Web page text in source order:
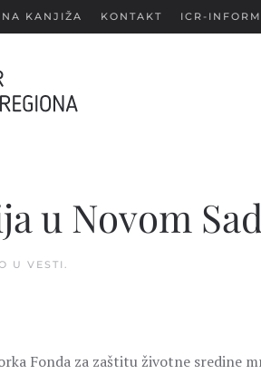
KANJIŽA KONTAKT ICR-
u Novom
U VESTI .
Fonda za zaštitu životne sredine